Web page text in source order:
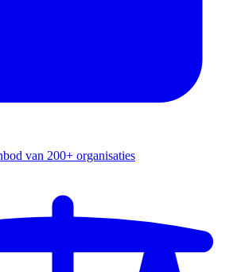
van 200+ organisaties